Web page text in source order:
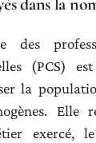
des
(PCS)
la
Elle
exercé,